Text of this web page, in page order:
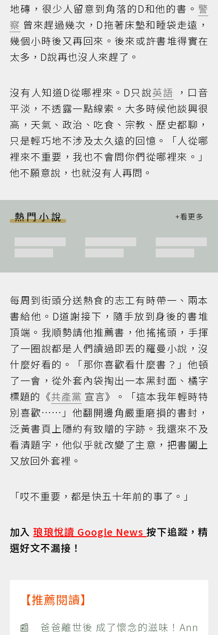
地磚，很少人留意到角落的D和他的書。 警
察 曾來趕過幾次，D拖著床墊和睡袋走遠，
幾個小時後又再回來。後來或許書堆得實在
太多，D說再也沒人來趕了。
沒有人知道D從哪裡來。D只說英語 ，口音
平淡，不透露一點線索。大多時候他談興很
高，天氣、政治、吃食、宗教、歷史都聊，
只是輕巧地不涉及太久遠的回憶。「人從哪
裡來不重要，我也不會問你們從哪裡來。」
他不願意說，也就沒有人再問。
熱門小說
每周到街頭分送熱食的志工有時帶一、兩本
書給他。D道謝接下，隨手放到身後的書堆
頂端。我順勢請他推薦書，他搖搖頭，手揮
了一圈說都是人們讀過即丟的羅曼小說，沒
什麼好看的。「那你喜歡看什麼書？」他頓
了一會，從外套內袋掏出一本黑封面、橘字
標題的《共產黨 宣言》。「這本我年輕時特
別喜歡……」他翻開邊角嚴重磨損的書封，
泛黃書頁上隱約有致贈的字跡。我還來不及
看清題字，他似乎就改變了主意，把書闔上
又放回外套裡。
「哎不重要，都是快五十年前的事了。」
加入琅琅悅讀 Google News按下追蹤，精
選好文不漏接！
【推薦閱讀】
📰 爸爸離世後 成了懷念的滋味！Ann